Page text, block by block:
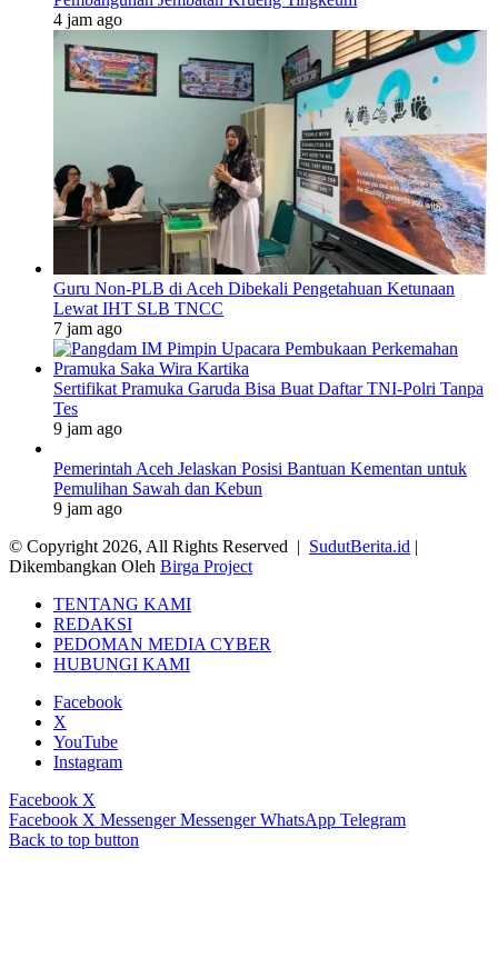
4 jam ago
Guru Non-PLB di Aceh Dibekali Pengetahuan Ketunaan
Lewat IHT SLB TNCC
7 jam ago
Sertifikat Pramuka Garuda Bisa Buat Daftar TNI-Polri Tanpa
Tes
9 jam ago
Pemerintah Aceh Jelaskan Posisi Bantuan Kementan untuk
Pemulihan Sawah dan Kebun
9 jam ago
© Copyright 2026, All Rights Reserved | SudutBerita.id |
Dikembangkan Oleh Birga Project
TENTANG KAMI
REDAKSI
PEDOMAN MEDIA CYBER
HUBUNGI KAMI
Facebook
X
YouTube
Instagram
Facebook X
Facebook X Messenger Messenger WhatsApp Telegram
Back to top button